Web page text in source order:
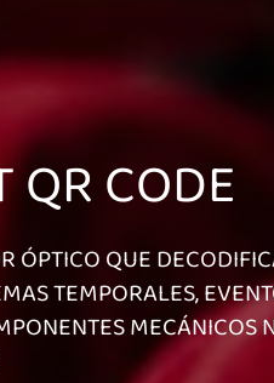
QR CODE
ÓPTICO QUE
TEMPORALES,
MECÁNICOS